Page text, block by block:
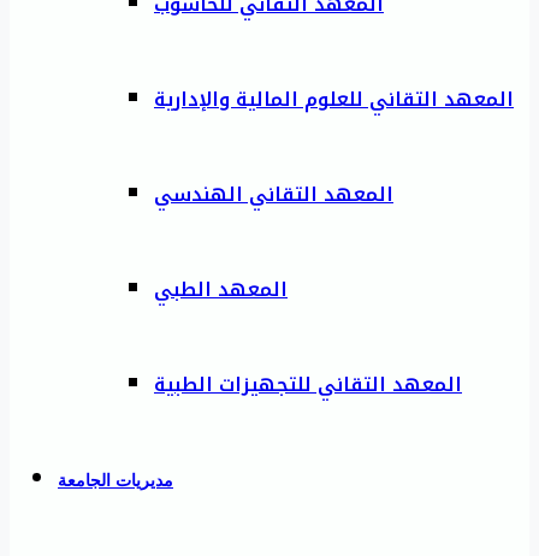
المعهد التقاني للعلوم المالية والإدارية
المعهد التقاني الهندسي
المعهد الطبي
المعهد التقاني للتجهيزات الطبية
مديريات الجامعة